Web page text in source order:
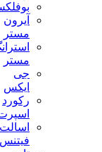
بوفلکس
آیرون
استرانگ
جی
رکورد
اسپرت
اسالت
فیتنس